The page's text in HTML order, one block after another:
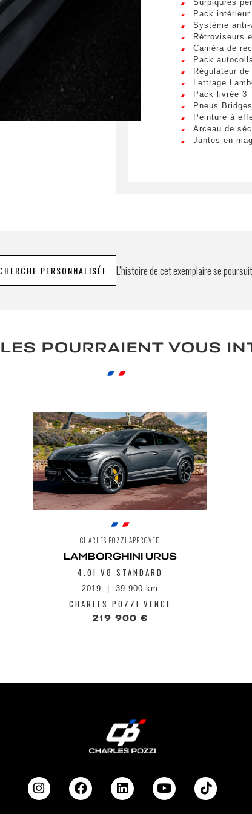
Surpiqûres
Pack
Système anti-
Rétroviseurs
Caméra de
Pack
Régulateur
Lettrage
Pack livrée 3
Pneus
Peinture à
Arceau de
Jantes en
PERSONNALISÉE L’histoire de cet exemplaire se
POURRAIENT VOUS
CHARLES POZZI APPROVED
LAMBORGHINI URUS
4.0I V8 STANDARD
2019 39 900 km
CHARLES POZZI VENCE
219 900 €